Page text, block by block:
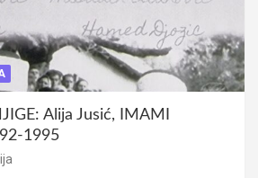
Alija Jusić, IMAMI
1995